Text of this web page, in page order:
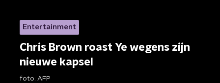
Entertainment
Chris Brown roast Ye wegens zijn
nieuwe kapsel
foto: AFP